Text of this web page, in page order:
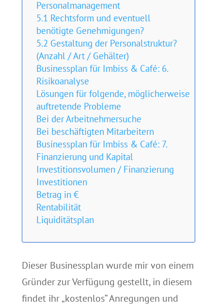
Personalmanagement
5.1 Rechtsform und eventuell
benötigte Genehmigungen?
5.2 Gestaltung der Personalstruktur?
(Anzahl / Art / Gehälter)
Businessplan für Imbiss & Café: 6.
Risikoanalyse
Lösungen für folgende, möglicherweise
auftretende Probleme
Bei der Arbeitnehmersuche
Bei beschäftigten Mitarbeitern
Businessplan für Imbiss & Café: 7.
Finanzierung und Kapital
Investitionsvolumen / Finanzierung
Investitionen
Betrag in €
Rentabilität
Liquiditätsplan
Dieser Businessplan wurde mir von einem
Gründer zur Verfügung gestellt, in diesem
findet ihr „kostenlos“ Anregungen und